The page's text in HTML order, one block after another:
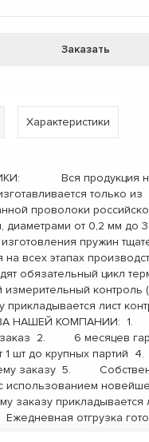
Заказать
Характеристики
Вся продукция
только из
проволоки
диаметрами от 0,2
пружин
на всех этапах
обязательный цикл
измерительный
прикладывается лист
НАШЕЙ КОМПАНИИ:
заказ 2. 6 месяцев
шт до крупных
заказу 5.
использованием
прикладывается
отгрузка
до терминала